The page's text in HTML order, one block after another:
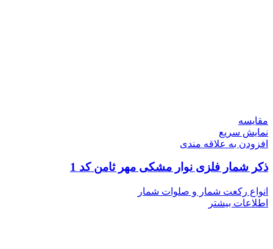
مقايسه
نمایش سریع
افزودن به علاقه مندی
ذکر شمار فلزی نوار مشکی مهر ثامن کد 1
انواع رکعت شمار و صلوات شمار
اطلاعات بیشتر